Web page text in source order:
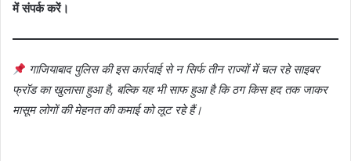
में संपर्क करें।
गाजियाबाद पुलिस की इस कार्रवाई से न सिर्फ तीन राज्यों में चल रहे साइबर
फ्रॉड का खुलासा हुआ है, बल्कि यह भी साफ हुआ है कि ठग किस हद तक जाकर
मासूम लोगों की मेहनत की कमाई को लूट रहे हैं।